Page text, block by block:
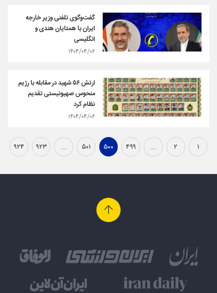
گفت‌وگوی تلفنی وزیر خارجه
ایران با همتایان هندی و
انگلیسی
۱۴۰۴/۰۴/۰۶
ارتش ۵۶ شهید در مقابله با رژیم
منحوس صهیونیستی تقدیم
نظام کرد
۱۴۰۴/۰۴/۰۶
۱ ۲ ... ۴۹۹ ۵۰۰ ۵۰۱ ... ۹۲۳ ۹۲۴